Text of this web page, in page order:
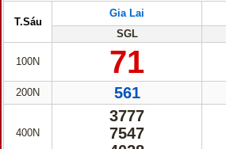
T.Sáu
100N
200N
400N
Gia Lai
SGL
71
561
3777
7547